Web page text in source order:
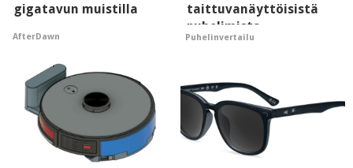
gigatavun muistilla
AfterDawn
taittuvanäyttöisistä
puhelimista
supersuosittuja
Puhelinvertailu